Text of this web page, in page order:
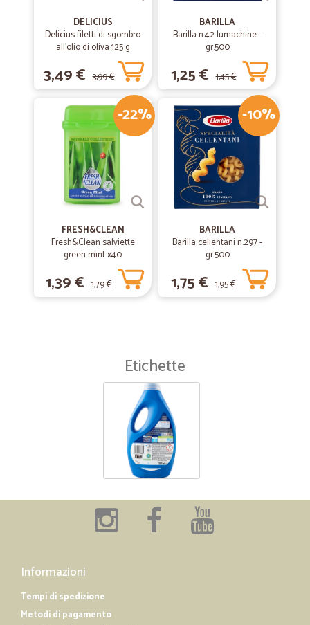
DELICIUS
Delicius filetti di sgombro
all'olio di oliva 125 g
3,49 € 3,99 €
BARILLA
Barilla n.42 lumachine -
gr.500
1,25 € 1,45 €
-22%
FRESH&CLEAN
Fresh&Clean salviette
green mint x40
1,39 € 1,79 €
-10%
BARILLA
Barilla cellentani n.297 -
gr.500
1,75 € 1,95 €
Etichette
Informazioni
Tempi di spedizione
Metodi di pagamento